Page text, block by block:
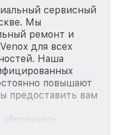
сервисный
Мы
ремонт и
для всех
Наша
повышают
предоставить вам
ремонт для